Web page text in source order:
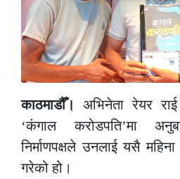
काठमाडौँ।
अभिनेता रेयर
‘कंगाल करोडपति’मा
निर्माणपक्षले उनलाई यसै
गरेको हो।